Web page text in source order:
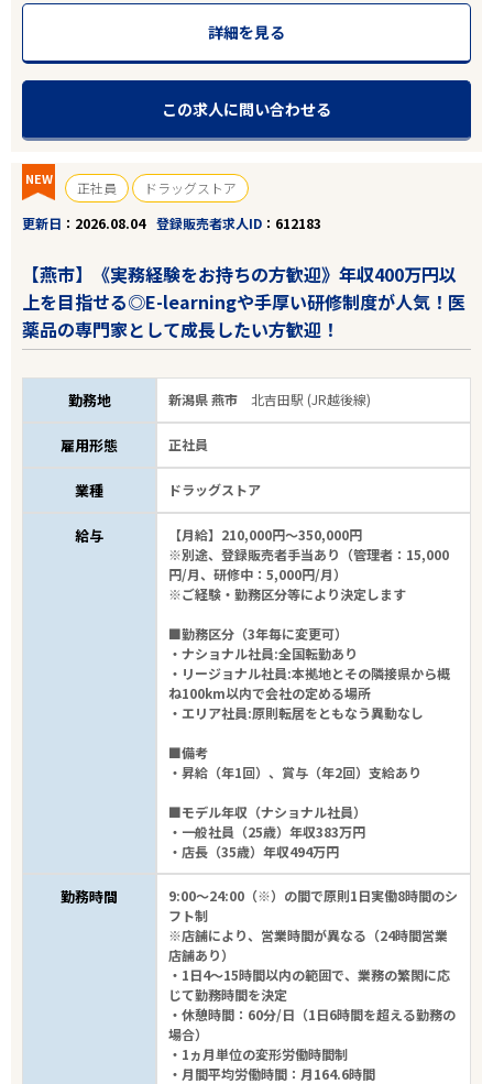
詳細を見る
この求人に問い合わせる
NEW 正社員
ドラッグストア
更新日
2026.08.04 登録販売者求人ID 612183
【燕市】《実務経験をお持ちの方歓迎》年収400万円以
上を目指せる◎E-learningや手厚い研修制度が人気！医
薬品の専門家として成長したい方歓迎！
勤務地 新潟県 燕市 北吉田駅 (JR越後線)
雇用形態 正社員
業種 ドラッグストア
給与
【月給】210,000円～350,000円
※別途、登録販売者手当あり（管理者：15,000
円/月、研修中：5,000円/月）
※ご経験・勤務区分等により決定します
■勤務区分（3年毎に変更可）
・ナショナル社員:全国転勤あり
・リージョナル社員:本拠地とその隣接県から概
ね100km以内で会社の定める場所
・エリア社員:原則転居をともなう異動なし
■備考
・昇給（年1回）、賞与（年2回）支給あり
■モデル年収（ナショナル社員）
・一般社員（25歳）年収383万円
・店長（35歳）年収494万円
勤務時間
9:00～24:00（※）の間で原則1日実働8時間のシ
フト制
※店舗により、営業時間が異なる（24時間営業
店舗あり）
・1日4～15時間以内の範囲で、業務の繁閑に応
じて勤務時間を決定
・休憩時間：60分/日（1日6時間を超える勤務の
場合）
・1ヵ月単位の変形労働時間制
・月間平均労働時間：月164.6時間